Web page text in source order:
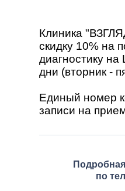
Клиника
скидку 10% на
диагностику на
дни (вторник -
Единый номер
записи на
по